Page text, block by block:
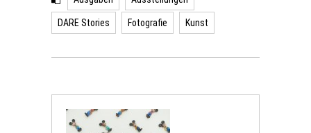
DARE Stories Fotografie Kunst